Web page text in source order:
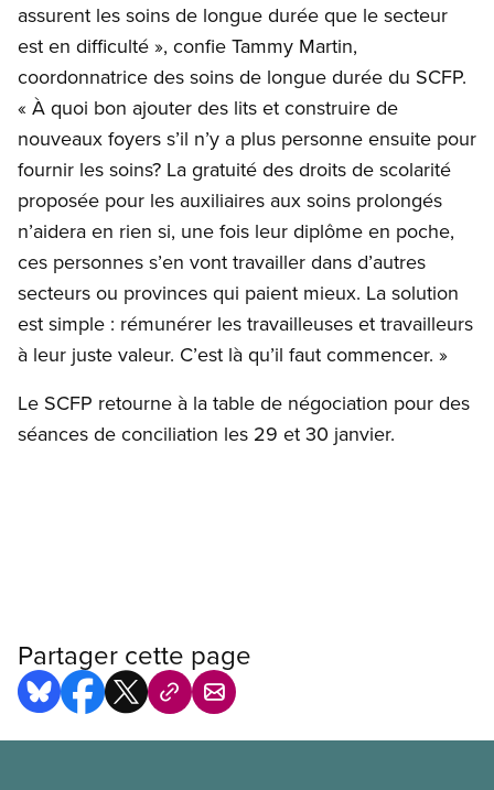
assurent les soins de longue durée que le secteur
est en difficulté », confie Tammy Martin,
coordonnatrice des soins de longue durée du SCFP.
« À quoi bon ajouter des lits et construire de
nouveaux foyers s’il n’y a plus personne ensuite pour
fournir les soins? La gratuité des droits de scolarité
proposée pour les auxiliaires aux soins prolongés
n’aidera en rien si, une fois leur diplôme en poche,
ces personnes s’en vont travailler dans d’autres
secteurs ou provinces qui paient mieux. La solution
est simple : rémunérer les travailleuses et travailleurs
à leur juste valeur. C’est là qu’il faut commencer. »
Le SCFP retourne à la table de négociation pour des
séances de conciliation les 29 et 30 janvier.
Partager cette page